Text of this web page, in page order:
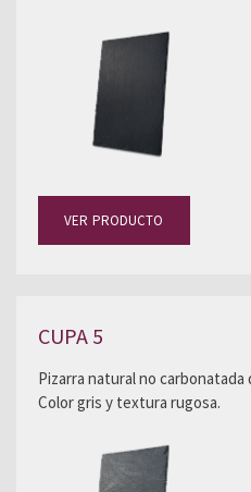
VER PRODUCTO
CUPA 5
Pizarra natural no
Color gris y textura rugosa.